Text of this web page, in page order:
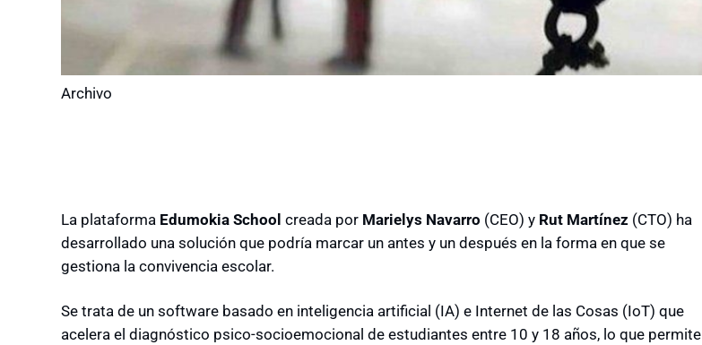
Archivo
La plataforma Edumokia School creada por Marielys Navarro (CEO) y Rut Martínez (CTO) ha
desarrollado una solución que podría marcar un antes y un después en la forma en que se
gestiona la convivencia escolar.
Se trata de un software basado en inteligencia artificial (IA) e Internet de las Cosas (IoT) que
acelera el diagnóstico psico-socioemocional de estudiantes entre 10 y 18 años, lo que permite